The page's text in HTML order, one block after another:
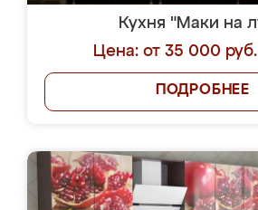
Кухня "Маки на
Цена: от 35 000
ПОДРОБНЕЕ